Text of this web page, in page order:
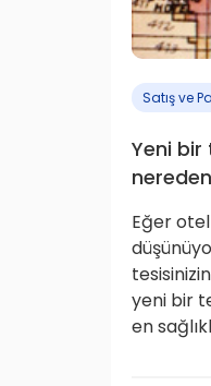
Satış ve
Yeni
Eğer
yeni bir
en